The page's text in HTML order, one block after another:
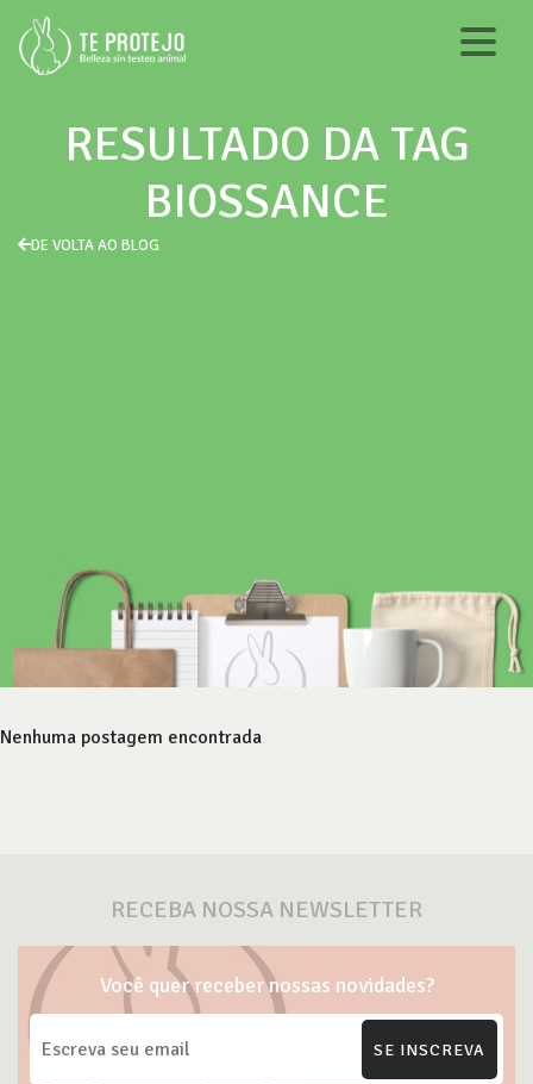
RESULTADO DA TAG
BIOSSANCE
DE VOLTA AO BLOG
Nenhuma postagem encontrada
RECEBA NOSSA NEWSLETTER
Você quer receber nossas novidades?
SE INSCREVA